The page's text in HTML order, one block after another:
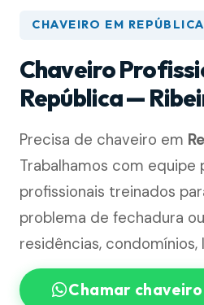
CHAVEIRO EM REPÚBLICA
Chaveiro
República —
Precisa de chaveiro em
Trabalhamos com equipe
profissionais treinados
problema de fechadura
residências, condomínios,
Chamar